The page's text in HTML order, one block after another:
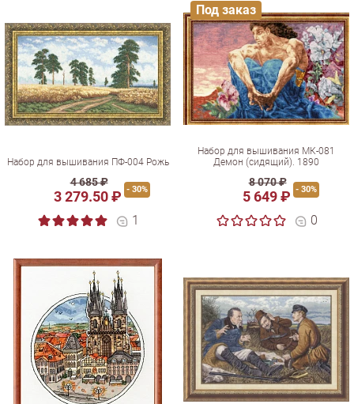
Набор для вышивания ПФ-004 Рожь
4 685 ₽
3 279.50 ₽ - 30%
1
Набор для вышивания МК-081
Демон (сидящий). 1890
8 070 ₽
5 649 ₽ - 30%
0
Под заказ